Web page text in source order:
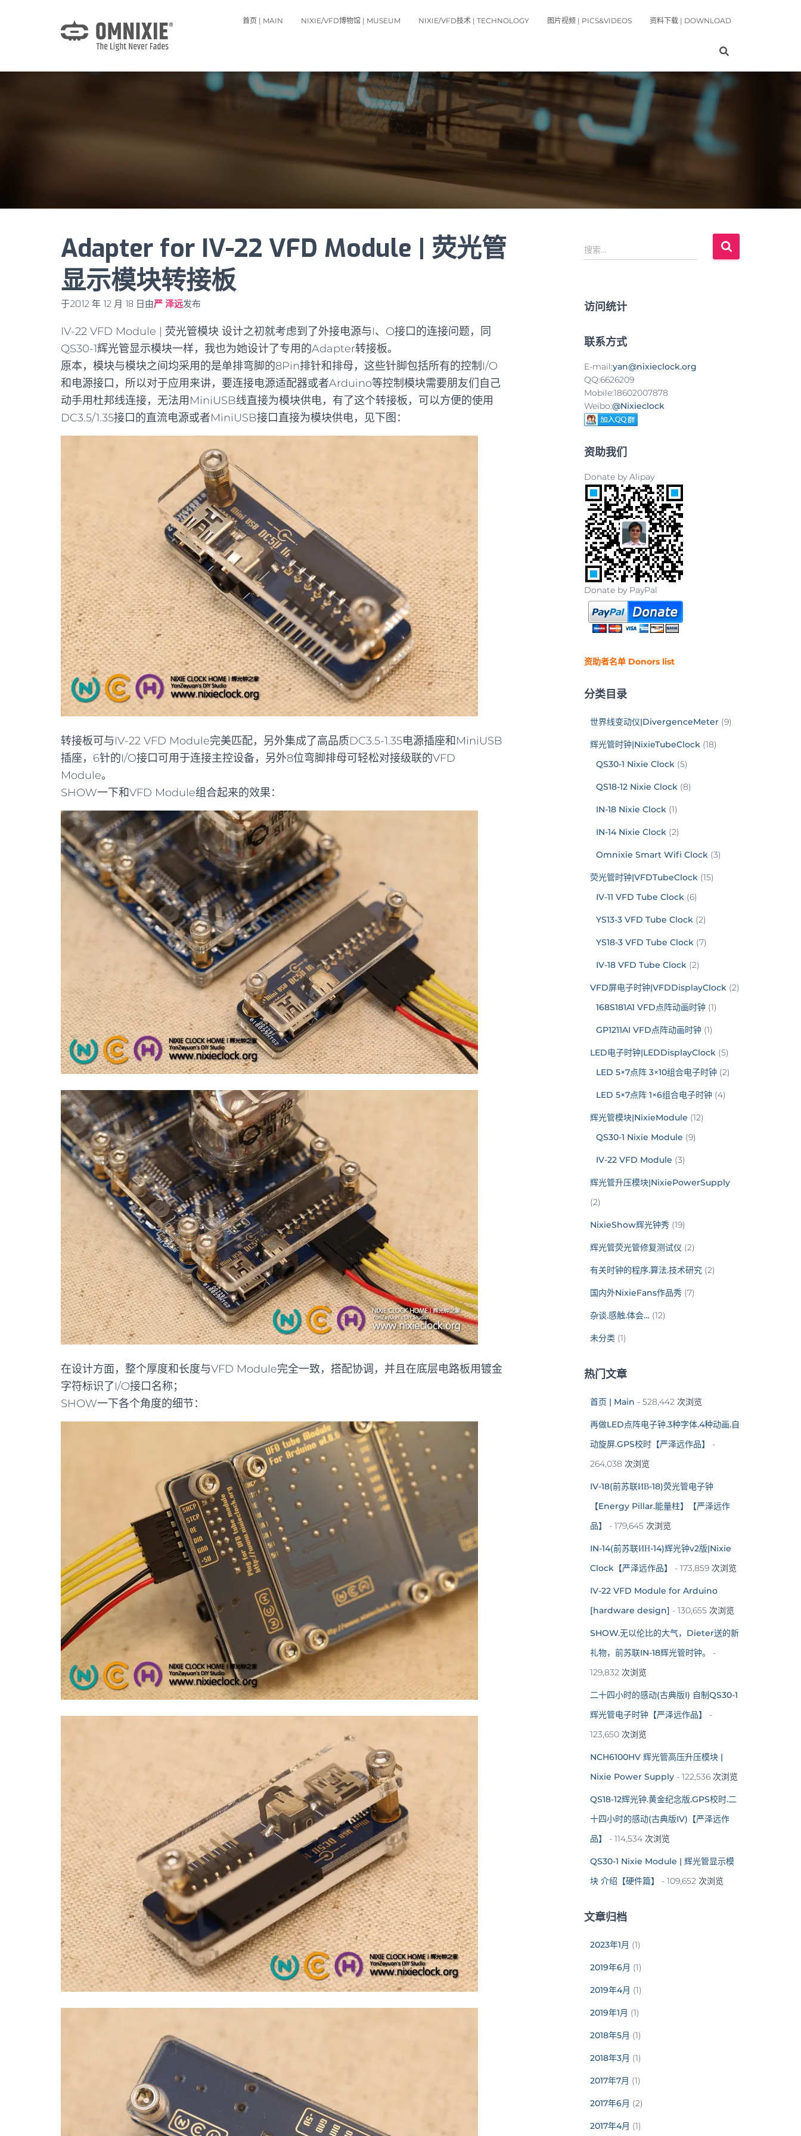
首页 | MAIN NIXIE/VFD博物馆 | MUSEUM NIXIE/VFD技术 | TECHNOLOGY 图片视频 | PICS&VIDEOS 资料下载 | DOWNLOAD
Adapter for IV-22 VFD Module | 荧光管
显示模块转接板
于2012 年 12 月 18 日 由严 泽远发布
IV-22 VFD Module | 荧光管模块 设计之初就考虑到了外接电源与I、O接口的连接问题，同
QS30-1辉光管显示模块一样，我也为她设计了专用的Adapter转接板。
原本，模块与模块之间均采用的是单排弯脚的8Pin排针和排母，这些针脚包括所有的控制I/O
和电源接口，所以对于应用来讲，要连接电源适配器或者Arduino等控制模块需要朋友们自己
动手用杜邦线连接，无法用MiniUSB线直接为模块供电，有了这个转接板，可以方便的使用
DC3.5/1.35接口的直流电源或者MiniUSB接口直接为模块供电，见下图：
转接板可与IV-22 VFD Module完美匹配，另外集成了高品质DC3.5-1.35电源插座和MiniUSB
插座，6针的I/O接口可用于连接主控设备，另外8位弯脚排母可轻松对接级联的VFD
Module。
SHOW一下和VFD Module组合起来的效果：
在设计方面，整个厚度和长度与VFD Module完全一致，搭配协调，并且在底层电路板用镀金
字符标识了I/O接口名称；
SHOW一下各个角度的细节：
搜
索
搜索…
访问统计
联系方式
E-mail:yan@nixieclock.org
QQ:6626209
Mobile:18602007878
Weibo:@Nixieclock
资助我们
Donate by Alipay
Donate by PayPal
资助者名单 Donors list
分类目录
世界线变动仪|DivergenceMeter(9)
辉光管时钟|NixieTubeClock(18)
QS30-1 Nixie Clock(5)
QS18-12 Nixie Clock(8)
IN-18 Nixie Clock(1)
IN-14 Nixie Clock(2)
Omnixie Smart Wifi Clock(3)
荧光管时钟|VFDTubeClock(15)
IV-11 VFD Tube Clock(6)
YS13-3 VFD Tube Clock(2)
YS18-3 VFD Tube Clock(7)
IV-18 VFD Tube Clock(2)
VFD屏电子时钟|VFDDisplayClock(2)
168S181A1 VFD点阵动画时钟(1)
GP1211AI VFD点阵动画时钟(1)
LED电子时钟|LEDDisplayClock(5)
LED 5×7点阵 3×10组合电子时钟(2)
LED 5×7点阵 1×6组合电子时钟(4)
辉光管模块|NixieModule (12)
QS30-1 Nixie Module (9)
IV-22 VFD Module (3)
辉光管升压模块|NixiePowerSupply
(2)
NixieShow辉光钟秀(19)
辉光管荧光管修复测试仪 (2)
有关时钟的程序.算法.技术研究(2)
国内外NixieFans作品秀(7)
杂谈.感触.体会… (12)
未分类(1)
热门文章
首页 | Main - 528,442 次浏览
再做LED点阵电子钟.3种字体.4种动画.自
动旋屏.GPS校时【严泽远作品】
-
264,038 次浏览
IV-18(前苏联ИВ-18)荧光管电子钟
【Energy Pillar.能量柱】【严泽远作
品】
- 179,645 次浏览
IN-14(前苏联ИН-14)辉光钟v2版|Nixie
Clock【严泽远作品】
- 173,859 次浏览
IV-22 VFD Module for Arduino
[hardware design] - 130,655 次浏览
SHOW.无以伦比的大气，Dieter送的新
礼物，前苏联IN-18辉光管时钟。
-
129,832 次浏览
二十四小时的感动(古典版I) 自制QS30-1
辉光管电子时钟【严泽远作品】
-
123,650 次浏览
NCH6100HV 辉光管高压升压模块 |
Nixie Power Supply- 122,536 次浏览
QS18-12辉光钟.黄金纪念版.GPS校时.二
十四小时的感动(古典版IV)【严泽远作
品】
- 114,534 次浏览
QS30-1 Nixie Module | 辉光管显示模
块 介绍【硬件篇】
- 109,652 次浏览
文章归档
2023年1月 (1)
2019年6月 (1)
2019年4月 (1)
2019年1月 (1)
2018年5月 (1)
2018年3月 (1)
2017年7月 (1)
2017年6月 (2)
2017年4月 (1)